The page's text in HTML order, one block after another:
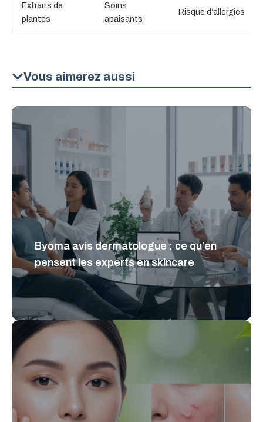
Extraits de
plantes
Soins
apaisants
Risque d’allergies
Vous aimerez aussi
Byoma avis dermatologue : ce qu’en
pensent les experts en skincare